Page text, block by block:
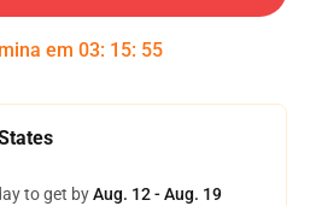
em 03: 15: 54
to get byAug. 12 - Aug. 19